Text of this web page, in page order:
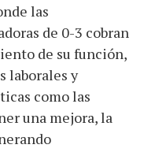
las
de 0-3 cobran
de su función,
laborales y
como las
una mejora, la